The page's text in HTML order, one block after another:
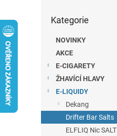
n
e
kategorie
Kategorie
NOVINKY
AKCE
E-CIGARETY
ŽHAVÍCÍ HLAVY
E-LIQUIDY
Dekang
Drifter Bar Salts
ELFLIQ Nic SALT